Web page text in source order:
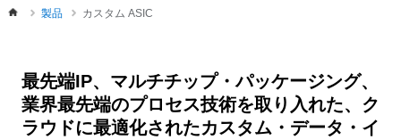
製品 カスタム ASIC
最先端IP、マルチチップ・パッケージング、
業界最先端のプロセス技術を取り入れた、ク
ラウドに最適化されたカスタム・データ・イ